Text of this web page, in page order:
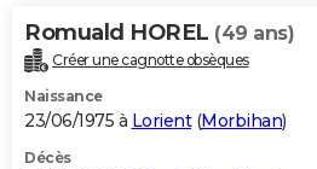
Romuald HOREL (49 ans)
Créer une cagnotte obsèques
Naissance
23/06/1975 à Lorient(Morbihan)
Décès